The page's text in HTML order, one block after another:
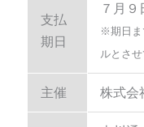
支払
期日
７月９
※期日ま
ルとさせ
主催 株式会